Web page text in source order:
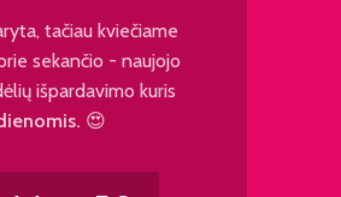
tačiau kviečiame
sekančio - naujojo
išpardavimo kuris
😍